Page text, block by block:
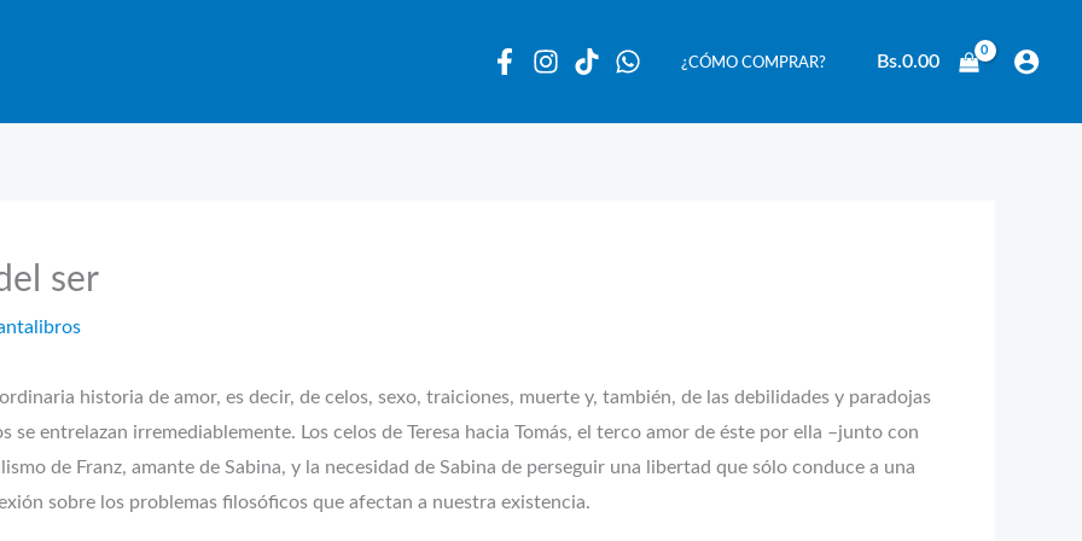
¿CÓMO COMPRAR? Bs.0.00
ser
historia de amor, es decir, de celos, sexo, traiciones, muerte y, también, de las debilidades y paradojas
se entrelazan irremediablemente. Los celos de Teresa hacia Tomás, el terco amor de éste por ella –junto con
de Franz, amante de Sabina, y la necesidad de Sabina de perseguir una libertad que sólo conduce a una
sobre los problemas filosóficos que afectan a nuestra existencia.